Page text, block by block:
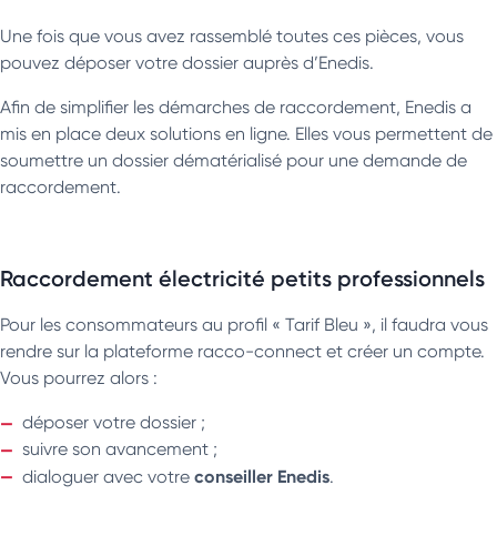
Une fois que vous avez rassemblé toutes ces pièces, vous
pouvez déposer votre dossier auprès d’Enedis.
Afin de simplifier les démarches de raccordement, Enedis a
mis en place deux solutions en ligne. Elles vous permettent de
soumettre un dossier dématérialisé pour une demande de
raccordement.
Raccordement électricité petits professionnels
Pour les consommateurs au profil « Tarif Bleu », il faudra vous
rendre sur la plateforme racco-connect et créer un compte.
Vous pourrez alors :
déposer votre dossier ;
suivre son avancement ;
dialoguer avec votre conseiller Enedis.